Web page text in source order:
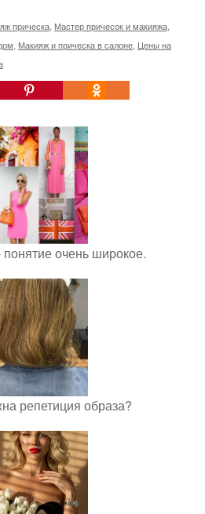
прическа Мастер причесок и макияжа
Макияж и прическа в салоне Цены на
понятие очень широкое.
репетиция образа?